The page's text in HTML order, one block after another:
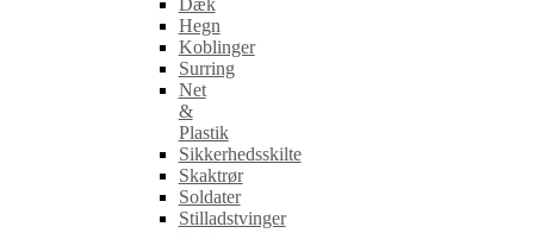
Hegn
Koblinger
Surring
Net
&
Plastik
Sikkerhedsskilte
Skaktrør
Soldater
Stilladstvinger